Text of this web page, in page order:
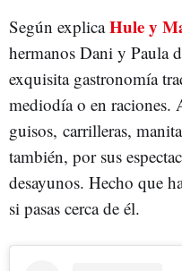
Según explicaHule y
hermanos Dani y Paula
exquisita gastronomía
mediodía o en raciones.
guisos, carrilleras,
también, por sus
desayunos. Hecho que
si pasas cerca de él.